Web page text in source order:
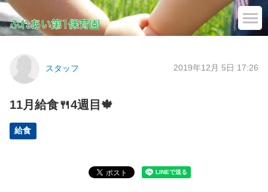
スタッフ 2019年12月 5日 17:26
11月給食🍴4週目🍁
給食